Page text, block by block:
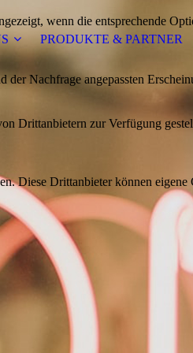
PRODUKTE & PARTNER
wenn die entsprechende
Nachfrage angepassten
Drittanbietern zur Verfügung
Diese Drittanbieter können eigene